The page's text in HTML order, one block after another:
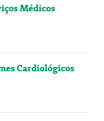
Médicos
Cardiológicos